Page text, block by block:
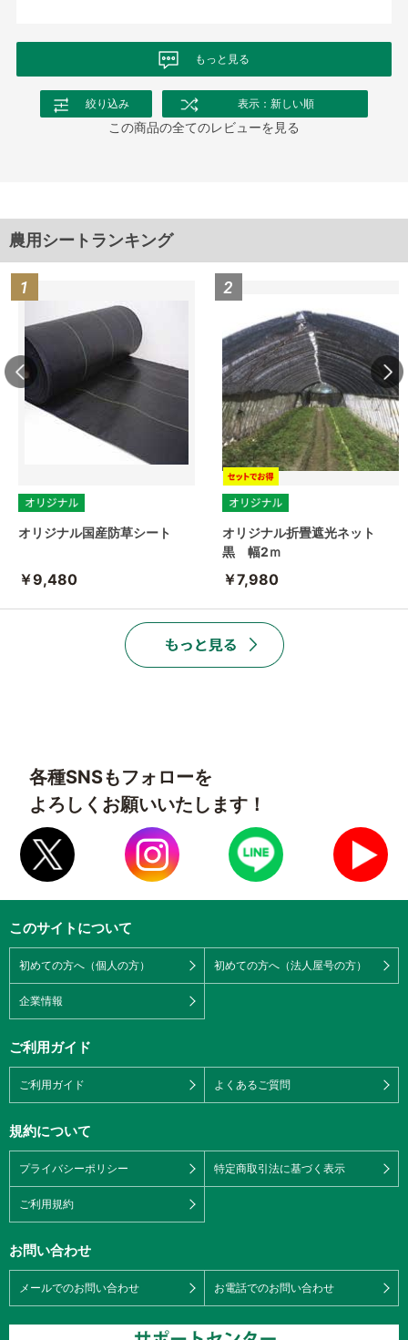
もっと見る
絞り込み 表示：新しい順
この商品の全てのレビューを見る
農用シートランキング
オリジナル国産防草シート
￥9,480
オリジナル折畳遮光ネット
黒 幅2ｍ
￥7,980
各種SNSもフォローを
よろしくお願いいたします！
このサイトについて
初めての方へ（個人の方） 初めての方へ（法人屋号の方）
企業情報
ご利用ガイド
ご利用ガイド よくあるご質問
規約について
プライバシーポリシー 特定商取引法に基づく表示
ご利用規約
お問い合わせ
メールでのお問い合わせ お電話でのお問い合わせ